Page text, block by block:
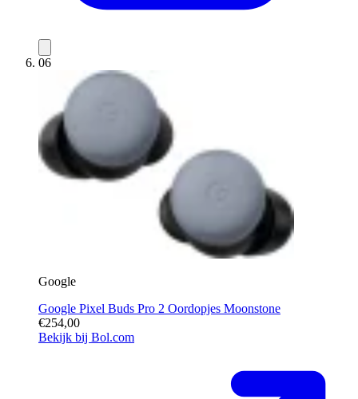
06
Google
Google Pixel Buds Pro 2 Oordopjes Moonstone
€254,00
Bekijk bij Bol.com